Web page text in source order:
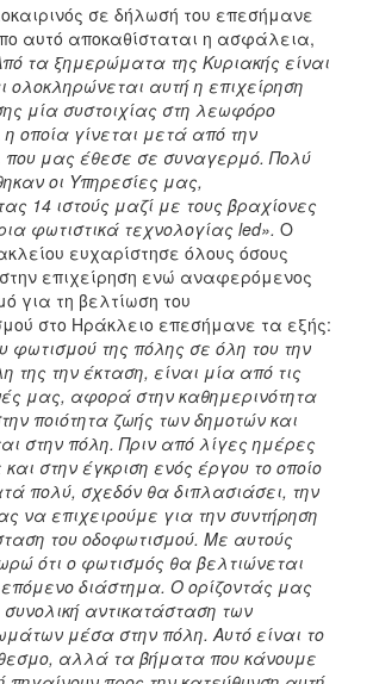
σε δήλωσή του επεσήμανε
αυτό αποκαθίσταται η ασφάλεια,
τα ξημερώματα της Κυριακής είναι
ολοκληρώνεται αυτή η επιχείρηση
μία συστοιχίας στη λεωφόρο
οποία γίνεται μετά από την
που μας έθεσε σε συναγερμό. Πολύ
οι Υπηρεσίες μας,
14 ιστούς μαζί με τους βραχίονες
φωτιστικά τεχνολογίας led». Ο
ευχαρίστησε όλους όσους
επιχείρηση ενώ αναφερόμενος
για τη βελτίωση του
στο Ηράκλειο επεσήμανε τα εξής:
φωτισμού της πόλης σε όλη του την
της την έκταση, είναι μία από τις
μας, αφορά στην καθημερινότητα
ποιότητα ζωής των δημοτών και
στην πόλη. Πριν από λίγες ημέρες
στην έγκριση ενός έργου το οποίο
πολύ, σχεδόν θα διπλασιάσει, την
να επιχειρούμε για την συντήρηση
του οδοφωτισμού. Με αυτούς
ότι ο φωτισμός θα βελτιώνεται
διάστημα. Ο ορίζοντάς μας
αντικατάσταση των
μέσα στην πόλη. Αυτό είναι το
αλλά τα βήματα που κάνουμε